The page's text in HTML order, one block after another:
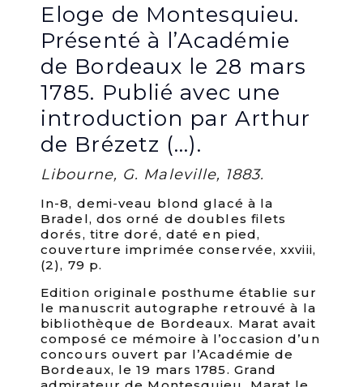
Eloge de Montesquieu.
Présenté à l’Académie
de Bordeaux le 28 mars
1785. Publié avec une
introduction par Arthur
de Brézetz (…).
Libourne, G. Maleville, 1883.
In-8, demi-veau blond glacé à la
Bradel, dos orné de doubles filets
dorés, titre doré, daté en pied,
couverture imprimée conservée, xxviii,
(2), 79 p.
Edition originale posthume établie sur
le manuscrit autographe retrouvé à la
bibliothèque de Bordeaux. Marat avait
composé ce mémoire à l’occasion d’un
concours ouvert par l’Académie de
Bordeaux, le 19 mars 1785. Grand